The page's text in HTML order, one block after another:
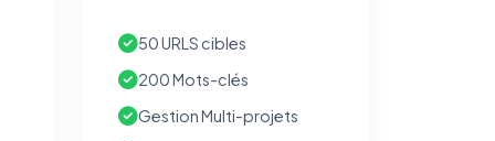
50 URLS cibles
200 Mots-clés
Gestion Multi-projets